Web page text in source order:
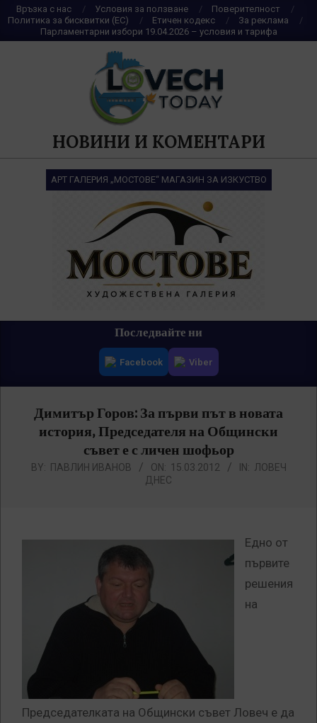
Skip
to
content
Връзка с нас Условия за ползване
Поверителност
Политика за бисквитки (ЕС)
Етичен кодекс
За реклама
Парламентарни избори 19.04.2026 – условия и тарифа
НОВИНИ И КОМЕНТАРИ
АРТ ГАЛЕРИЯ „МОСТОВЕ“ МАГАЗИН ЗА ИЗКУСТВО
Последвайте ни
Facebook Viber
Димитър Горов: За първи път в новата
история, Председателя на Общински
съвет е с личен шофьор
BY: ПАВЛИН ИВАНОВ ON: 15.03.2012 IN: ЛОВЕЧ
ДНЕС
Едно от
първите
решения
на
Председателката на Общински съвет Ловеч е да